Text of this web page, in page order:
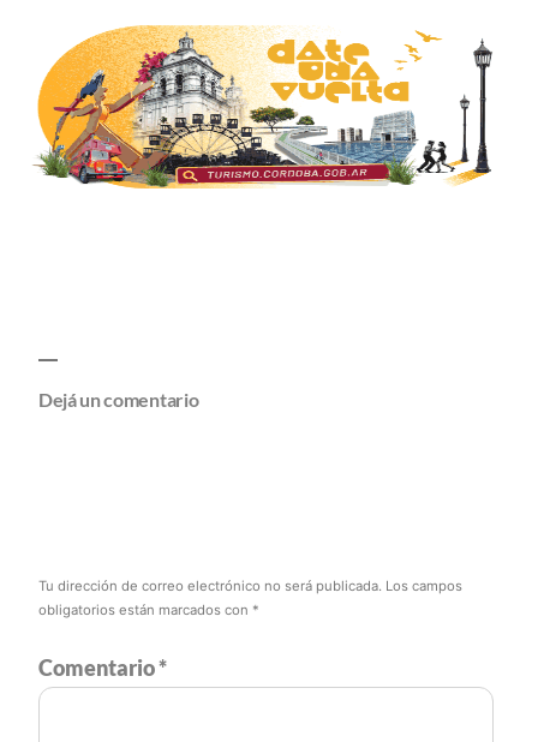
Dejá un comentario
Tu dirección de correo electrónico no será publicada. Los campos
obligatorios están marcados con *
Comentario*